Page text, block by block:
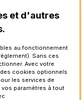
et d'autres
au fonctionnement
Sans ces
Avec votre
cookies optionnels
les services de
paramètres à tout